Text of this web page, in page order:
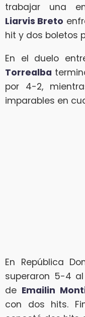
trabajar una
Liarvis Breto
hit y dos boletos
En el duelo
Torrealba
por 4-2,
imparables en
En República
superaron 5-4
de Emailin
con dos hits.